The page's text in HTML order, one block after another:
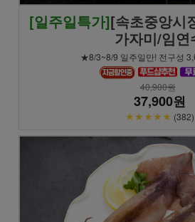
[일주일특가][속초중앙시
가자미/임연
★8/3~8/9 일주일만! 전구성
40,900원
37,900원
★★★★★ (382)